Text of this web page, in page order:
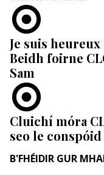
Je suis
Beidh foirne
Sam
Cluichí móra
seo le
B'FHÉIDIR GUR